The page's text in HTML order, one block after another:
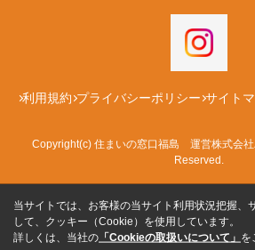
利用規約 プライバシーポリシー サイト
Copyright(c) 住まいの窓口福島 運営株式会
Reserved.
当サイトでは、お客様の当サイト利用状況把握、
して、クッキー（Cookie）を使用しています。
詳しくは、当社の 「Cookieの取扱いについて」 を